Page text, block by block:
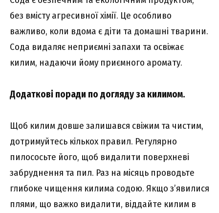
без вмісту агресивної хімії. Це особливо
важливо, коли вдома є діти та домашні тварини.
Сода видаляє неприємні запахи та освіжає
килим, надаючи йому приємного аромату.
Додаткові поради по догляду за килимом.
Щоб килим довше залишався свіжим та чистим,
дотримуйтесь кількох правил. Регулярно
пилососьте його, щоб видалити поверхневі
забруднення та пил. Раз на місяць проводьте
глибоке чищення килима содою. Якщо з’явилися
плями, що важко видалити, віддайте килим в